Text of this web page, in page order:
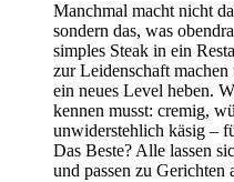
Manchmal macht nicht
sondern das, was
simples Steak in ein
zur Leidenschaft
ein neues Level heben.
kennen musst: cremig,
unwiderstehlich käsig –
Das Beste? Alle lassen
und passen zu Gerichten